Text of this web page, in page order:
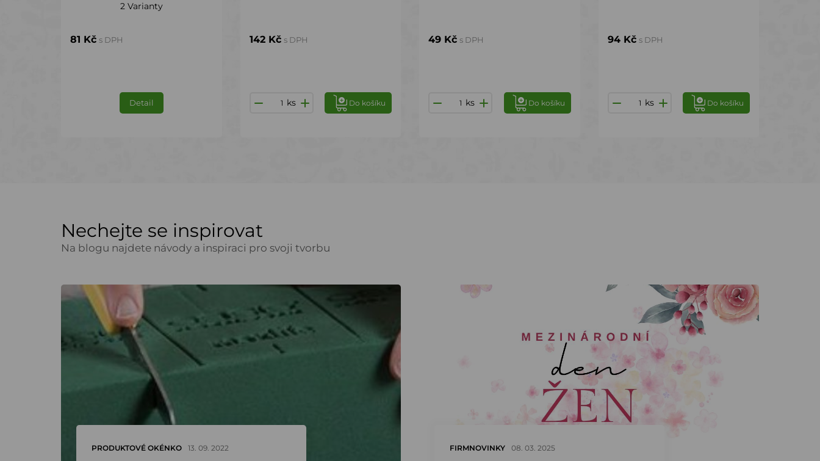
2 Varianty
81 Kč s DPH
Detail
142 Kč s DPH
ks Do košíku
49 Kč s DPH
ks Do košíku
94 Kč s DPH
ks Do košíku
Nechejte se inspirovat
Na blogu najdete návody a inspiraci pro svoji tvorbu
PRODUKTOVÉ OKÉNKO 13. 09. 2022 FIRMNOVINKY 08. 03. 2025